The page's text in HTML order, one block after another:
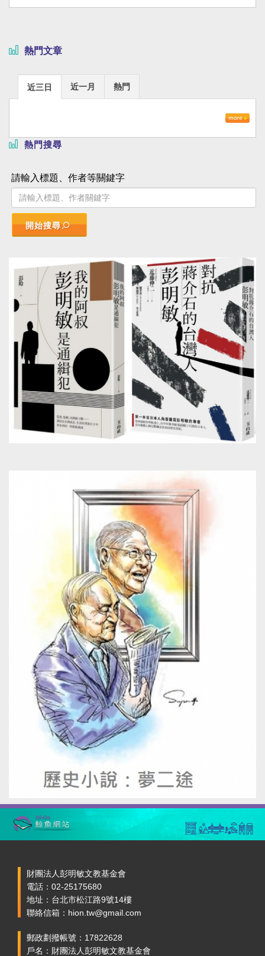
熱門文章
近三日 近一月 熱門
熱門搜尋
請輸入標題、作者等關鍵字
開始搜尋
財團法人彭明敏文教基金會
電話：02-25175680
地址：台北市松江路9號14樓
聯絡信箱：hion.tw@gmail.com
郵政劃撥帳號：17822628
戶名：財團法人彭明敏文教基金會